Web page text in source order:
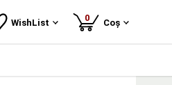
WishList 0produse
Coș